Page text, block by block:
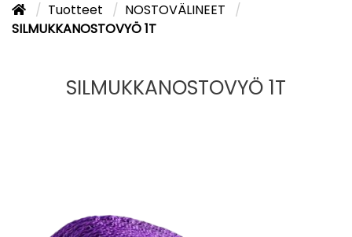
Tuotteet
NOSTOVÄLINEET
SILMUKKANOSTOVYÖ 1T
SILMUKKANOSTOVYÖ 1T